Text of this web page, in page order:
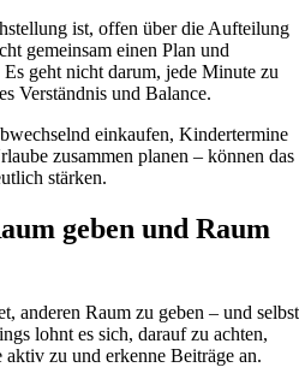
ist, offen über die Aufteilung
gemeinsam einen Plan und
geht nicht darum, jede Minute zu
Verständnis und Balance.
einkaufen, Kindertermine
zusammen planen – können das
stärken.
geben und Raum
anderen Raum zu geben – und selbst
lohnt es sich, darauf zu achten,
zu und erkenne Beiträge an.